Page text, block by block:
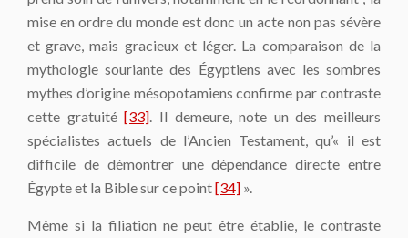
mise en ordre du monde est donc un acte non pas sévère
et grave, mais gracieux et léger. La comparaison de la
mythologie souriante des Égyptiens avec les sombres
mythes d’origine mésopotamiens confirme par contraste
cette gratuité[33]. Il demeure, note un des meilleurs
spécialistes actuels de l’Ancien Testament, qu’« il est
difficile de démontrer une dépendance directe entre
Égypte et la Bible sur ce point[34] ».
Même si la filiation ne peut être établie, le contraste